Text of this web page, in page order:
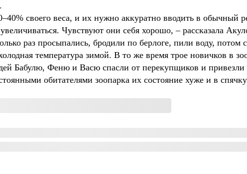
своего веса, и их нужно аккуратно вводить в обычный
Чувствуют они себя хорошо, – рассказала
раз просыпались, бродили по берлоге, пили воду,
температура зимой. В то же время трое новичков в
Бабулю, Феню и Васю спасли от перекупщиков и
обитателями зоопарка их состояние хуже и в